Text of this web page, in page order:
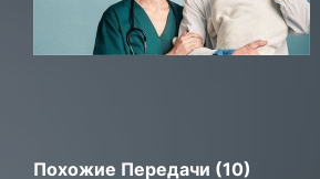
Похожие Передачи (10)